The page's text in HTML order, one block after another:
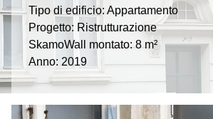
Tipo di edificio: Appartamento
Progetto: Ristrutturazione
SkamoWall montato: 8 m²
Anno: 2019